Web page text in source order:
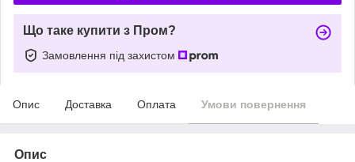
Що таке купити з Пром?
Замовлення під захистом
Опис Доставка Оплата Умови повернення
Опис